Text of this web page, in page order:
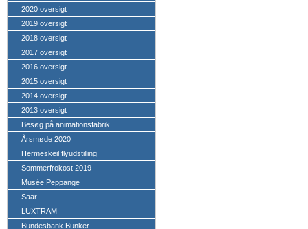
2020 oversigt
2019 oversigt
2018 oversigt
2017 oversigt
2016 oversigt
2015 oversigt
2014 oversigt
2013 oversigt
Besøg på animationsfabrik
Årsmøde 2020
Hermeskeil flyudstilling
Sommerfrokost 2019
Musée Peppange
Saar
LUXTRAM
Bundesbank Bunker